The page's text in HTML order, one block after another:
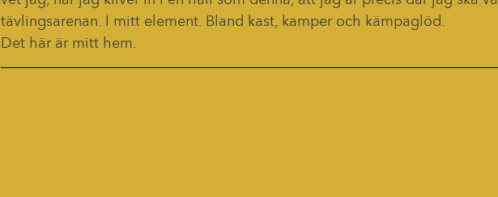
tävlingsarenan. I mitt element. Bland kast, kamper och kämpaglöd.
Det här är mitt hem.